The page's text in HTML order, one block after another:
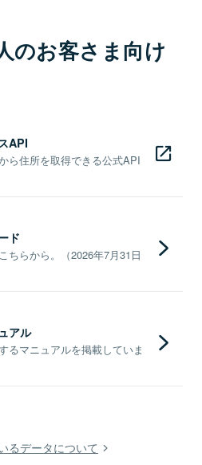
のお客さま向け
API
ら住所を取得できる公式API
ド
ちらから。（2026年7月31日
アル
るマニュアルを掲載していま
るデータについて